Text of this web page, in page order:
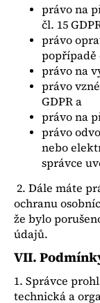
právo na
čl. 15
právo
popřípadě
právo na
právo
GDPR a
právo na
právo
nebo
správce
2. Dále máte
ochranu
že bylo
údajů.
VII.
1. Správce
technická a